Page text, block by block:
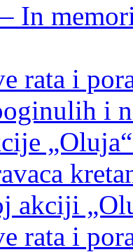
In
rata i
i
akciji
rata i